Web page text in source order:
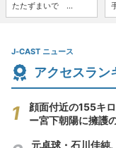
たたずまいで ...
J-CAST ニュース
アクセスラン
顔面付近の155キ
ー宮下朝陽に擁護
元卓球・石川佳